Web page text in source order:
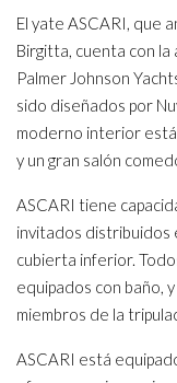
El yate ASCARI, que
Birgitta, cuenta con
Palmer Johnson
sido diseñados por
moderno interior
y un gran salón
ASCARI tiene
invitados distribuidos
cubierta inferior.
equipados con baño,
miembros de la
ASCARI está